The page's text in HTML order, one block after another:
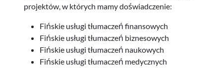
projektów, w których mamy doświadczenie:
Fińskie usługi tłumaczeń finansowych
Fińskie usługi tłumaczeń biznesowych
Fińskie usługi tłumaczeń naukowych
Fińskie usługi tłumaczeń medycznych